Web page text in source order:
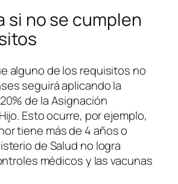
si no se cumplen
alguno de los requisitos no
seguirá aplicando la
de la Asignación
Esto ocurre, por ejemplo,
tiene más de 4 años o
de Salud no logra
médicos y las vacunas